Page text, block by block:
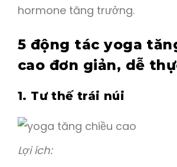
hormone tăng trưởng.
5 động tác yoga
cao đơn giản, dễ
1. Tư thế trái núi
Lợi ích: